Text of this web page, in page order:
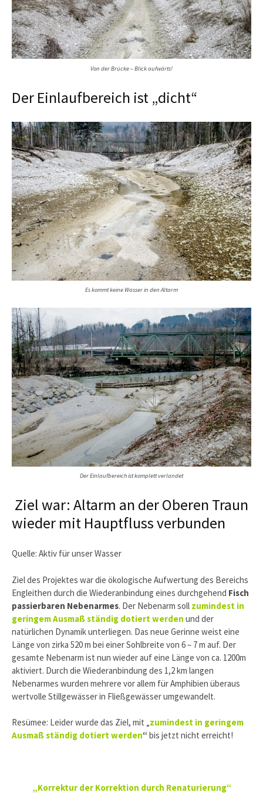
Von der Brücke – Blick aufwärts!
Der Einlaufbereich ist „dicht“
Es kommt keine Wasser in den Altarm
Der Einlaufbereich ist komplett verlandet
Ziel war: Altarm an der Oberen Traun
wieder mit Hauptfluss verbunden
Quelle: Aktiv für unser Wasser
Ziel des Projektes war die ökologische Aufwertung des Bereichs
Engleithen durch die Wiederanbindung eines durchgehend Fisch
passierbaren Nebenarmes. Der Nebenarm soll zumindest in
geringem Ausmaß ständig dotiert werden und der
natürlichen Dynamik unterliegen. Das neue Gerinne weist eine
Länge von zirka 520 m bei einer Sohlbreite von 6 – 7 m auf. Der
gesamte Nebenarm ist nun wieder auf eine Länge von ca. 1200m
aktiviert. Durch die Wiederanbindung des 1,2 km langen
Nebenarmes wurden mehrere vor allem für Amphibien überaus
wertvolle Stillgewässer in Fließgewässer umgewandelt.
Resümee: Leider wurde das Ziel, mit „zumindest in geringem
Ausmaß ständig dotiert werden“ bis jetzt nicht erreicht!
„Korrektur der Korrektion durch Renaturierung“